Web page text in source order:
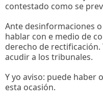
contestado como se
Ante desinformaciones
hablar con e medio de
derecho de rectificación.
acudir a los tribunales.
Y yo aviso: puede haber
esta ocasión.